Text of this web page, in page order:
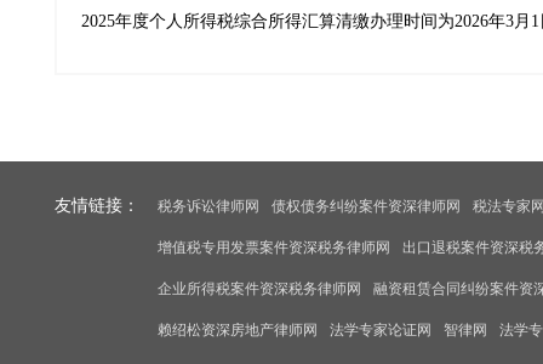
2025年度个人所得税综合所得汇算清缴办理时间为2026年3
友情链接： 税务诉讼律师网 债权债务纠纷案件资深律师网 税法专家
增值税专用发票案件资深税务律师网 出口退税案件资深税
企业所得税案件资深税务律师网 融资租赁合同纠纷案件资
赖绍松资深房地产律师网 法学专家论证网 智律网 法学